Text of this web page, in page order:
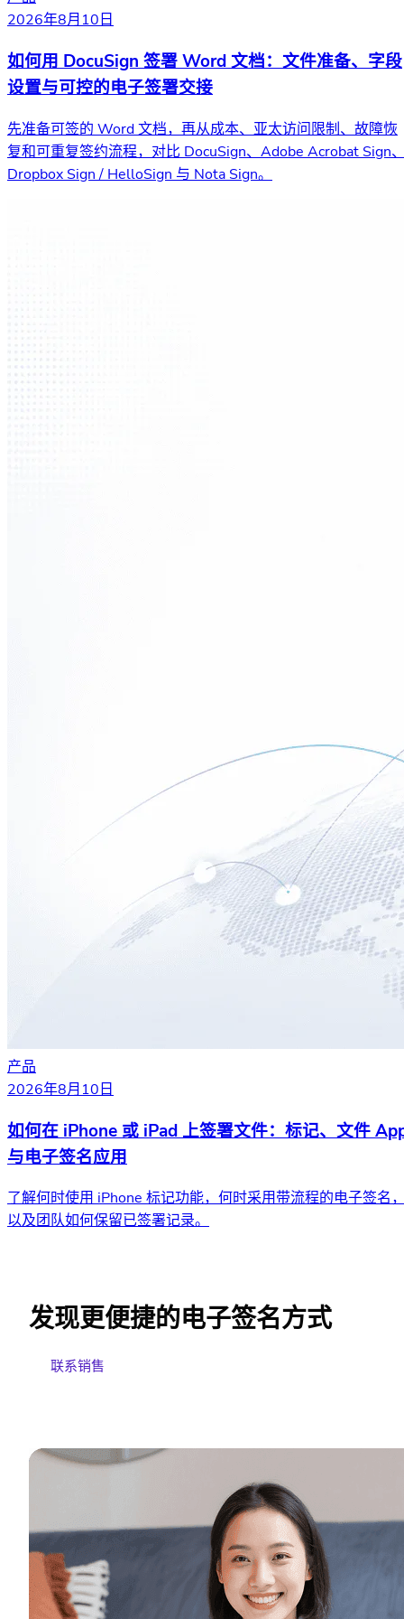
2026年8月10日
如何用 DocuSign 签署 Word 文档：文件准备、字段
设置与可控的电子签署交接
先准备可签的 Word 文档，再从成本、亚太访问限制、故障恢
复和可重复签约流程，对比 DocuSign、Adobe Acrobat Sign
Dropbox Sign / HelloSign 与 Nota Sign。
产品
2026年8月10日
如何在 iPhone 或 iPad 上签署文件：标记、文件
与电子签名应用
了解何时使用 iPhone 标记功能，何时采用带流程的电子签名
以及团队如何保留已签署记录。
发现更便捷的电子签名方式
联系销售